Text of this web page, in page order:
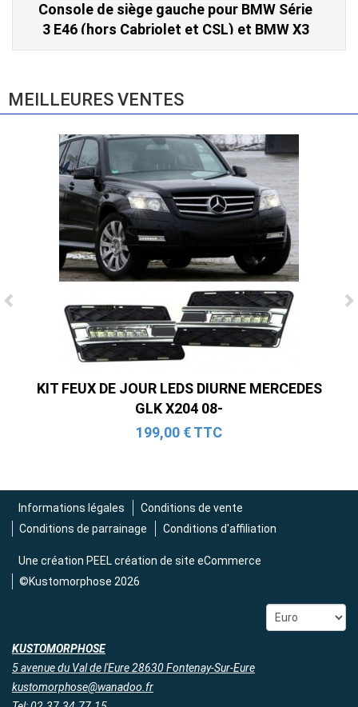
Ligne Cat-Back Active 4 Sorties avec
Tube en H pour Ford Mustang GT & V6
(2015-2023)
2 690,00 € TTC
Console de siège gauche pour BMW Série
3 E46 (hors Cabriolet et CSL) et BMW X3
E83 (2004-2010)
MEILLEURES VENTES
KIT FEUX DE JOUR LEDS DIURNE MERCEDES
GLK X204 08-
199,00 € TTC
Informations légales
Conditions de vente
Conditions de parrainage
Conditions d'affiliation
Une création PEEL création de site eCommerce
©Kustomorphose 2026
KUSTOMORPHOSE
5 avenue du Val de l'Eure 28630 Fontenay-Sur-Eure
kustomorphose@wanadoo.fr